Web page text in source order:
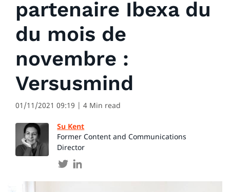
partenaire Ibexa du
du mois de
novembre :
Versusmind
01/11/2021 09:19 | 4 Min read
Su Kent
Former Content and Communications
Director